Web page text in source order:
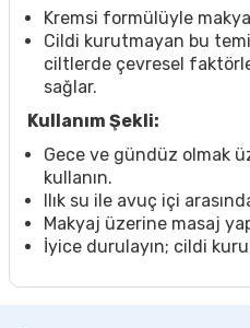
Kremsi formülüyle
Cildi kurutmayan bu
ciltlerde çevresel
sağlar.
Kullanım Şekli:
Gece ve gündüz olmak
kullanın.
llık su ile avuç içi
Makyaj üzerine masaj
İyice durulayın; cildi